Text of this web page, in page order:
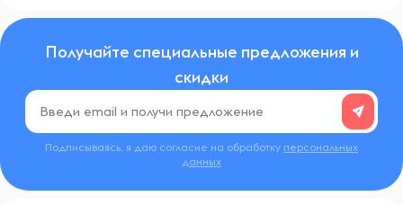
Получайте специальные предложения и
скидки
Подписываясь, я даю согласие на обработку персональных
данных